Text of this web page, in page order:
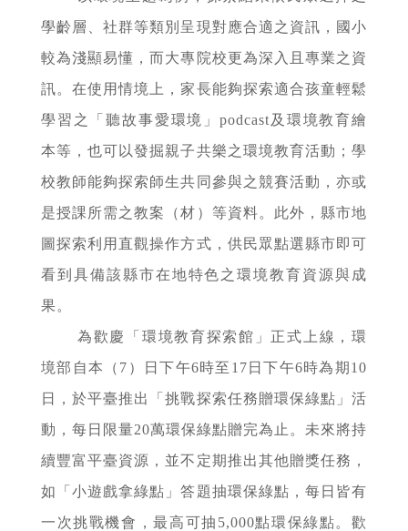
學齡層、社群等類別呈現對應合適之資訊，國小
較為淺顯易懂，而大專院校更為深入且專業之資
訊。在使用情境上，家長能夠探索適合孩童輕鬆
學習之「聽故事愛環境」podcast及環境教育繪
本等，也可以發掘親子共樂之環境教育活動；學
校教師能夠探索師生共同參與之競賽活動，亦或
是授課所需之教案（材）等資料。此外，縣市地
圖探索利用直觀操作方式，供民眾點選縣市即可
看到具備該縣市在地特色之環境教育資源與成
果。
為歡慶「環境教育探索館」正式上線，環
境部自本（7）日下午6時至17日下午6時為期10
日，於平臺推出「挑戰探索任務贈環保綠點」活
動，每日限量20萬環保綠點贈完為止。未來將持
續豐富平臺資源，並不定期推出其他贈獎任務，
如「小遊戲拿綠點」答題抽環保綠點，每日皆有
一次挑戰機會，最高可抽5,000點環保綠點。歡